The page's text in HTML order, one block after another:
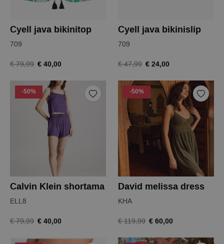
Cyell java bikinitop
709
€ 79,99 € 40,00
Cyell java bikinislip
709
€ 47,99 € 24,00
-50%
Calvin Klein shortama
ELL8
€ 79,99 € 40,00
-50%
David melissa dress
KHA
€ 119,99 € 60,00